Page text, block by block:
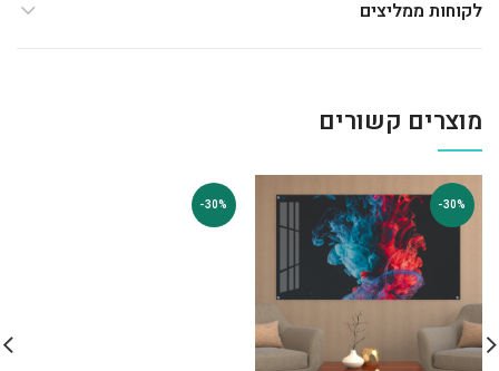
לקוחות ממליצים
מוצרים קשורים
-30%
-30%